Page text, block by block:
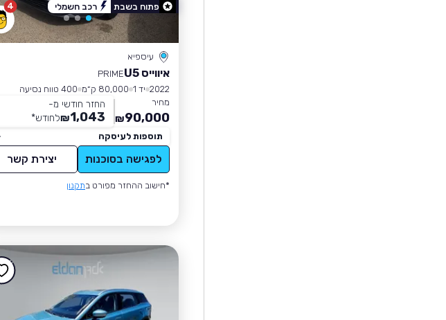
4
עיספיא
איווייס U5
PRIME
2022 יד 1 80,000 ק״מ
400 טווח נסיעה
מחיר
90,000
₪
החזר חודשי מ-
1,043
₪לחודש*
תוספות לעיסקה
לפגישה בסוכנות יצירת קשר
*חישוב ההחזר מפורט בתקנון
פתוח בשבת רכב חשמלי